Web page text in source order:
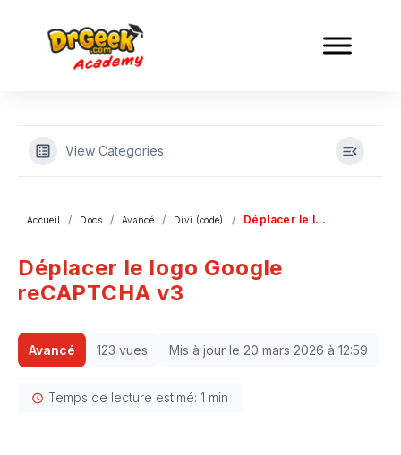
View Categories
Accueil Docs Avancé Divi (code) Déplacer le logo Google reCAPTCHA v3
Déplacer le logo Google
reCAPTCHA v3
Avancé 123 vues Mis à jour le 20 mars 2026 à 12:59
Temps de lecture estimé: 1 min